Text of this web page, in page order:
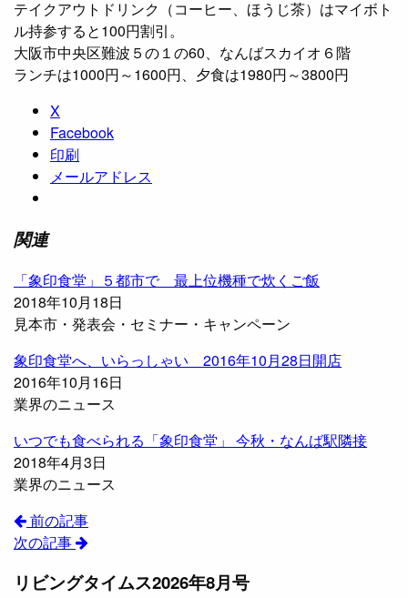
テイクアウトドリンク（コーヒー、ほうじ茶）はマイボト
ル持参すると100円割引。
大阪市中央区難波５の１の60、なんばスカイオ６階
ランチは1000円～1600円、夕食は1980円～3800円
X
Facebook
印刷
メールアドレス
関連
「象印食堂」５都市で 最上位機種で炊くご飯
2018年10月18日
見本市・発表会・セミナー・キャンペーン
象印食堂へ、いらっしゃい 2016年10月28日開店
2016年10月16日
業界のニュース
いつでも食べられる「象印食堂」 今秋・なんば駅隣接
2018年4月3日
業界のニュース
前の記事
次の記事
リビングタイムス2026年8月号